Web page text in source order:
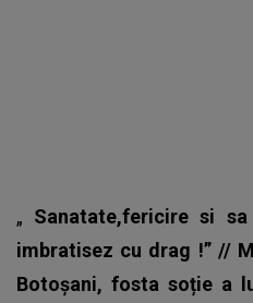
„ Sanatate,fericire si
imbratisez cu drag !” //
Botoșani, fosta soție a